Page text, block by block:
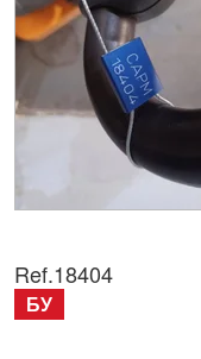
Ref.18404
БУ